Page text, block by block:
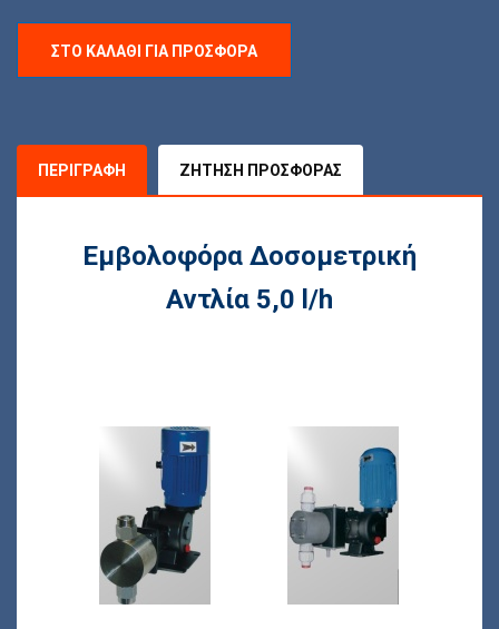
ΣΤΟ ΚΑΛΆΘΙ ΓΙΑ ΠΡΟΣΦΟΡΆ
ΠΕΡΙΓΡΑΦΉ ΖΉΤΗΣΗ ΠΡΟΣΦΟΡΆΣ
Εμβολοφόρα Δοσομετρική
Αντλία 5,0 l/h